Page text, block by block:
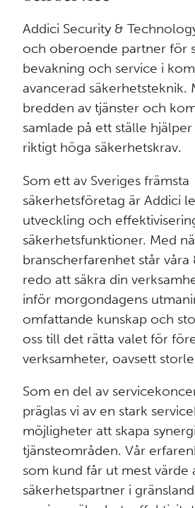
Addici Security &
och oberoende partner för
bevakning och service i
avancerad säkerhetsteknik.
bredden av tjänster och
samlade på ett ställe
riktigt höga säkerhetskrav.
Som ett av Sveriges främsta
säkerhetsföretag är Addici
utveckling och
säkerhetsfunktioner. Med
branscherfarenhet står
redo att säkra din
inför morgondagens
omfattande kunskap och
oss till det rätta valet för
verksamheter, oavsett
Som en del av
präglas vi av en stark
möjligheter att skapa
tjänsteområden. Vår
som kund får ut mest värde
säkerhetspartner i